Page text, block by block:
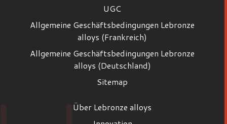
UGC
Allgemeine Geschäftsbedingungen Lebronze
alloys (Frankreich)
Allgemeine Geschäftsbedingungen Lebronze
alloys (Deutschland)
Sitemap
Über Lebronze alloys